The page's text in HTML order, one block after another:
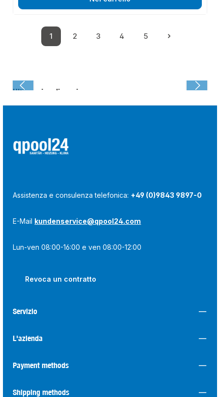
Pagina
1
Pagina
2
Pagina
3
Pagina
4
Pagina
5
Ultima visualizzazione:
Assistenza e consulenza telefonica: +49 (0)9843 9897-0
E-Mail kundenservice@qpool24.com
Lun-ven 08:00-16:00 e ven 08:00-12:00
Revoca un contratto
Servizio
L'azienda
Payment methods
Shipping methods